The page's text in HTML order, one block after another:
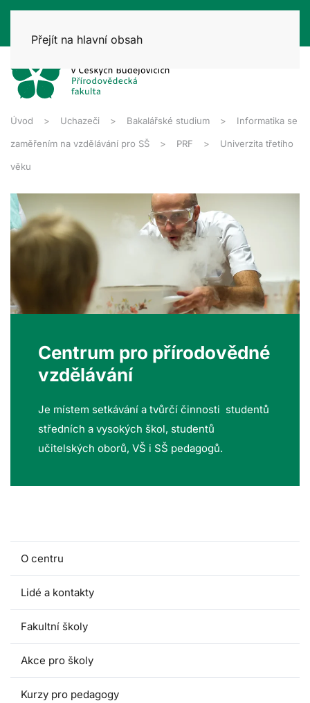
Přejít na hlavní obsah
Úvod Uchazeči Bakalářské studium Informatika se
zaměřením na vzdělávání pro SŠ PRF Univerzita třetího
věku
Centrum pro přírodovědné
vzdělávání
Je místem setkávání a tvůrčí činnosti studentů
středních a vysokých škol, studentů
učitelských oborů, VŠ i SŠ pedagogů.
O centru
Lidé a kontakty
Fakultní školy
Akce pro školy
Kurzy pro pedagogy